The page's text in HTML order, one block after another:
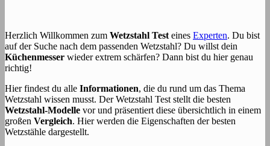
Herzlich Willkommen zum Wetzstahl Test eines Experten. Du bist
auf der Suche nach dem passenden Wetzstahl? Du willst dein
Küchenmesser wieder extrem schärfen? Dann bist du hier genau
richtig!
Hier findest du alle Informationen, die du rund um das Thema
Wetzstahl wissen musst. Der Wetzstahl Test stellt die besten
Wetzstahl-Modelle vor und präsentiert diese übersichtlich in einem
großen Vergleich. Hier werden die Eigenschaften der besten
Wetzstähle dargestellt.